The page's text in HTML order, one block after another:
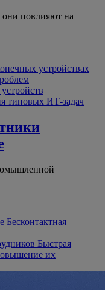
они повлияют на
устройствах
типовых ИТ-задач
Бесконтактная
Быстрая
их